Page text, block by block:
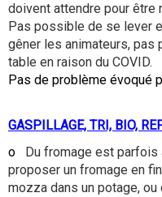
doivent attendre pour être
Pas possible de se lever
gêner les animateurs,
table en raison du COVID.
Pas de problème évoqué
GASPILLAGE, TRI, BIO,
o Du fromage est parfois
proposer un fromage en
mozza dans un potage,